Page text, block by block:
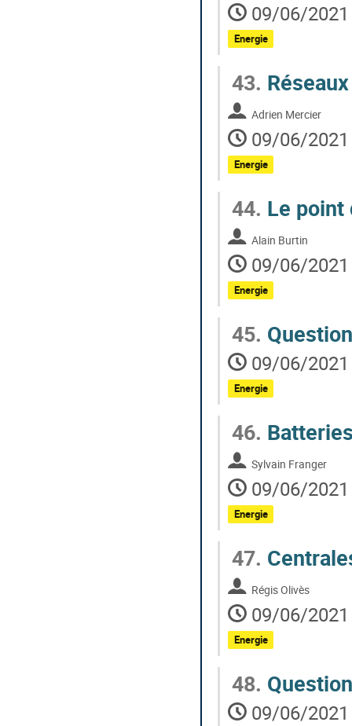
09/06/
Energie
43.
Adrien Mercier
09/06/
Energie
44. Le point
Alain Burtin
09/06/
Energie
45.
09/06/
Energie
46.
Sylvain Franger
09/06/
Energie
47.
Régis Olivès
09/06/
Energie
48.
09/06/